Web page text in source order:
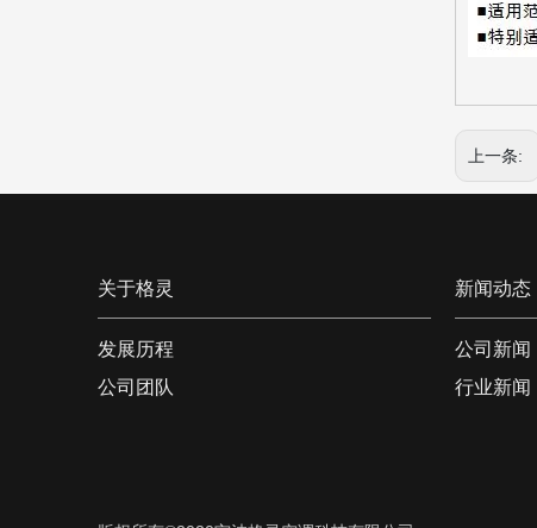
上一条:
关于格灵
发展历程
公司团队
新闻动态
公司新闻
行业新闻